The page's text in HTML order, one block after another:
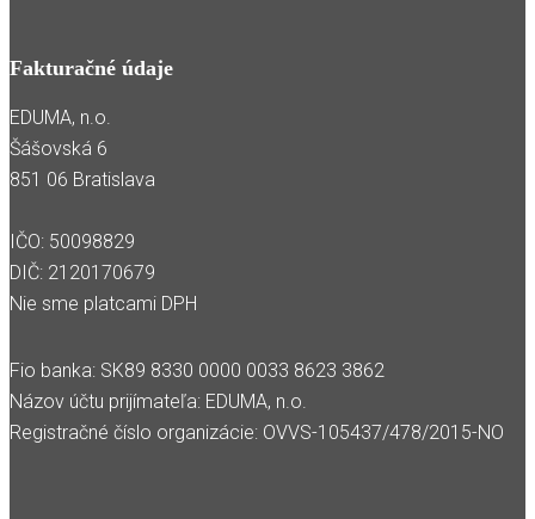
Fakturačné údaje
EDUMA, n.o.
Šášovská 6
851 06 Bratislava
IČO: 50098829
DIČ: 2120170679
Nie sme platcami DPH
Fio banka: SK89 8330 0000 0033 8623 3862
Názov účtu prijímateľa: EDUMA, n.o.
Registračné číslo organizácie: OVVS-105437/478/2015-NO